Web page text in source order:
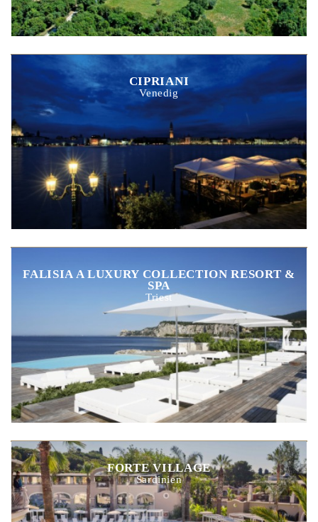
CIPRIANI
Venedig
FALISIA A LUXURY COLLECTION RESORT &
SPA
Triest
FORTE VILLAGE
Sardinien